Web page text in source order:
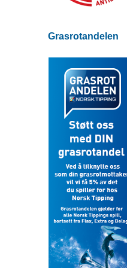
Grasrotandelen